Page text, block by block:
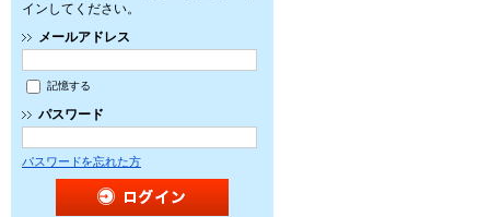
インしてください。
メールアドレス
記憶する
パスワード
パスワードを忘れた方